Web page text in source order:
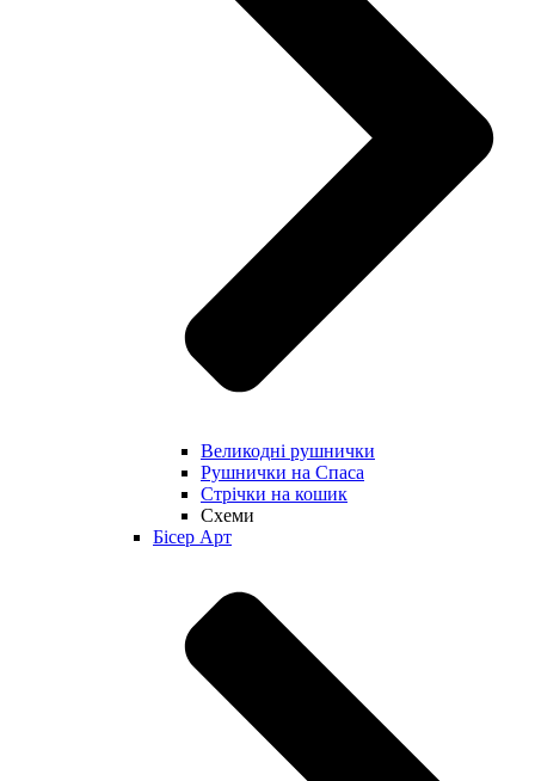
Великодні рушнички
Рушнички на Спаса
Стрічки на кошик
Схеми
Бісер Арт